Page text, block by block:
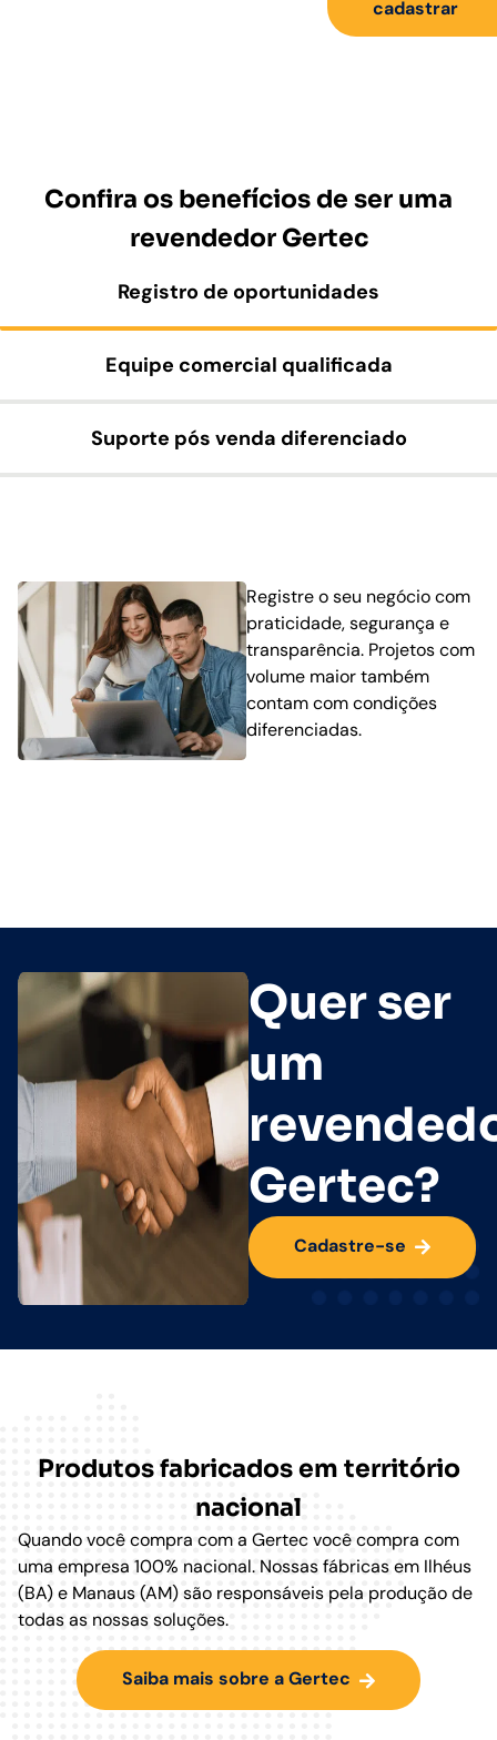
cadastrar
Confira os benefícios de ser uma
revendedor Gertec
Registro de oportunidades
Equipe comercial qualificada
Suporte pós venda diferenciado
Registre o seu negócio com
praticidade, segurança e
transparência. Projetos com
volume maior também
contam com condições
diferenciadas.
Quer ser
um
Gertec?
Cadastre-se
Produtos fabricados em território
nacional
Quando você compra com a Gertec você compra com
uma empresa 100% nacional. Nossas fábricas em Ilhéus
(BA) e Manaus (AM) são responsáveis pela produção de
todas as nossas soluções.
Saiba mais sobre a Gertec